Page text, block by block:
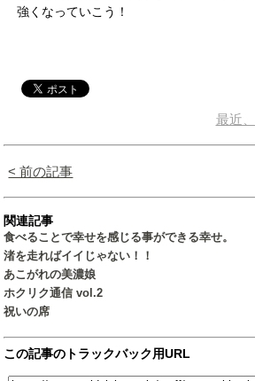
強くなっていこう！
最近
< 前の記事
関連記事
食べることで幸せを感じる事ができる幸せ。
渚を走ればイイじゃない！！
あこがれの美濃娘
ホクリク通信 vol.2
祝いの席
この記事のトラックバック用URL